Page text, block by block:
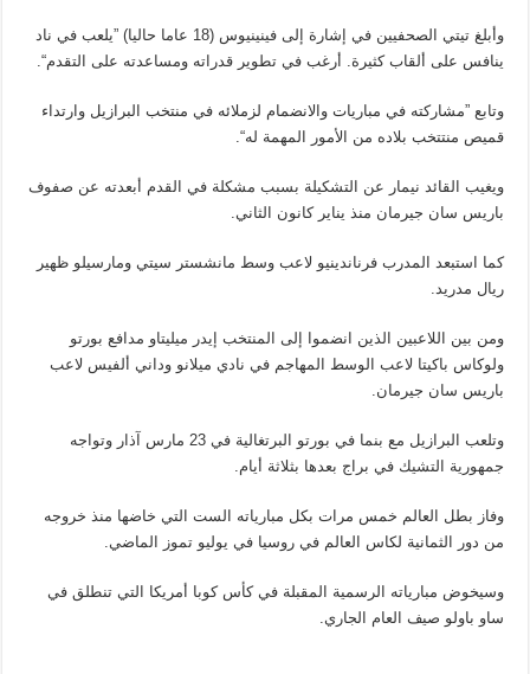
وأبلغ تيتي الصحفيين في إشارة إلى فينينيوس (18 عاما حاليا) ”يلعب في ناد
ينافس على ألقاب كثيرة. أرغب في تطوير قدراته ومساعدته على التقدم“.
وتابع ”مشاركته في مباريات والانضمام لزملائه في منتخب البرازيل وارتداء
قميص منتتخب بلاده من الأمور المهمة له“.
ويغيب القائد نيمار عن التشكيلة بسبب مشكلة في القدم أبعدته عن صفوف
باريس سان جيرمان منذ يناير كانون الثاني.
كما استبعد المدرب فرناندينيو لاعب وسط مانشستر سيتي ومارسيلو ظهير
ريال مدريد.
ومن بين اللاعبين الذين انضموا إلى المنتخب إيدر ميليتاو مدافع بورتو
ولوكاس باكيتا لاعب الوسط المهاجم في نادي ميلانو وداني ألفيس لاعب
باريس سان جيرمان.
وتلعب البرازيل مع بنما في بورتو البرتغالية في 23 مارس آذار وتواجه
جمهورية التشيك في براج بعدها بثلاثة أيام.
وفاز بطل العالم خمس مرات بكل مبارياته الست التي خاضها منذ خروجه
من دور الثمانية لكاس العالم في روسيا في يوليو تموز الماضي.
وسيخوض مبارياته الرسمية المقبلة في كأس كوبا أمريكا التي تنطلق في
ساو باولو صيف العام الجاري.